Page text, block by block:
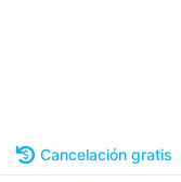
Cancelación gratis